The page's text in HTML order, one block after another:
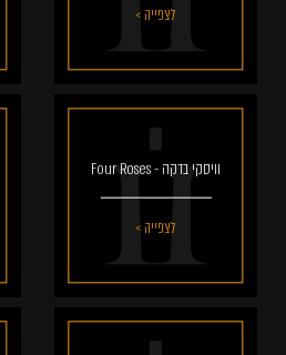
לצפייה >
וויסקי בדקה - Four Roses
לצפייה >